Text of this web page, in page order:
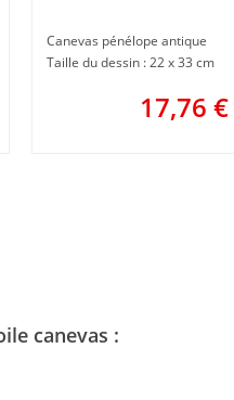
Canevas pénélope antique
Taille du dessin : 22 x 33 cm
17,76 €
canevas :